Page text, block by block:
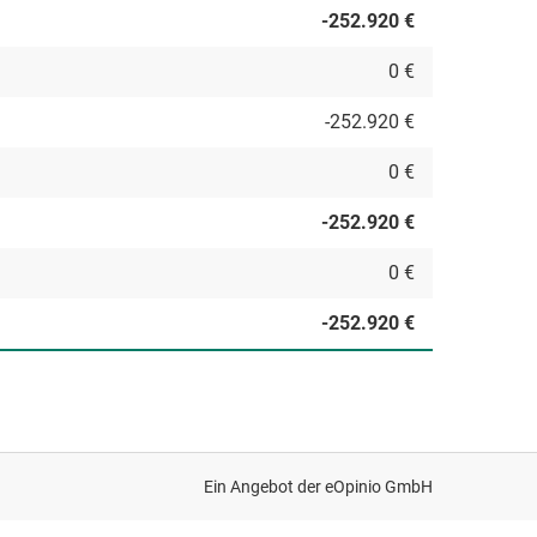
-252.920 €
0 €
-252.920 €
0 €
-252.920 €
0 €
-252.920 €
Ein Angebot dereOpinio GmbH